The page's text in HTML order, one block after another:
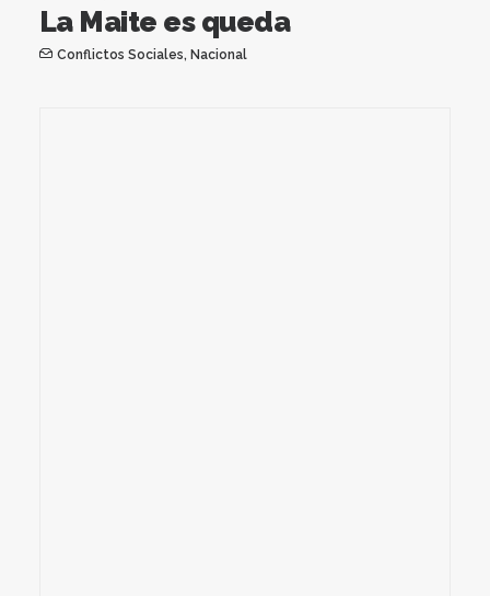
La Maite es queda
Conflictos Sociales, Nacional